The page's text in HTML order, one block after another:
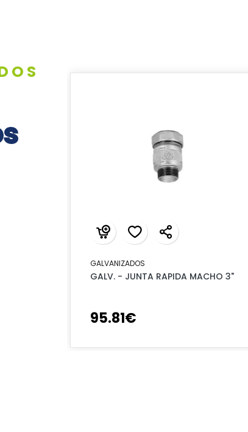
GALVANIZADOS
GALV. - JUNTA RAPIDA MACHO 3"
95.81€